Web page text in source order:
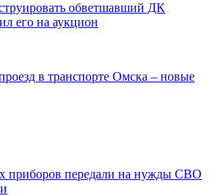
обветшавший ДК
его на аукцион
в транспорте Омска – новые
приборов передали на нужды СВО